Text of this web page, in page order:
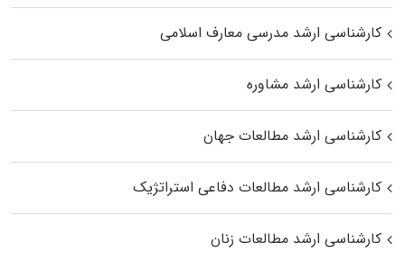
کارشناسی ارشد مدرسی معارف اسلامی
کارشناسی ارشد مشاوره
کارشناسی ارشد مطالعات جهان
کارشناسی ارشد مطالعات دفاعی استراتژیک
کارشناسی ارشد مطالعات زنان